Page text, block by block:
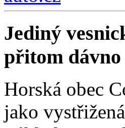
Jediný
přitom
Horská obec
jako